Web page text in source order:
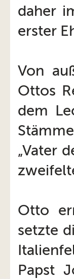
daher
erster
Von
Ottos
dem
„Vater
Otto
setzte
Papst